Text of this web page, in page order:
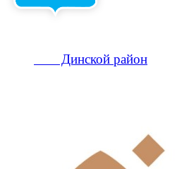
Динской район